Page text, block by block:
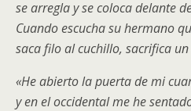
se arregla y se coloca delante
Cuando escucha su hermano
saca filo al cuchillo, sacrifica
«He abierto la puerta de mi
y en el occidental me he